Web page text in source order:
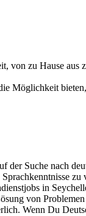
zu Hause aus
Möglichkeit
Suche nach
zu
in
von
Wenn Du